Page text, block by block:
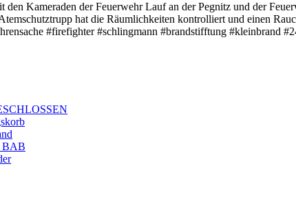
Kameraden der Feuerwehr Lauf an der Pegnitz und der
hat die Räumlichkeiten kontrolliert und einen
#firefighter #schlingmann #brandstifftung #kleinbrand
BAB